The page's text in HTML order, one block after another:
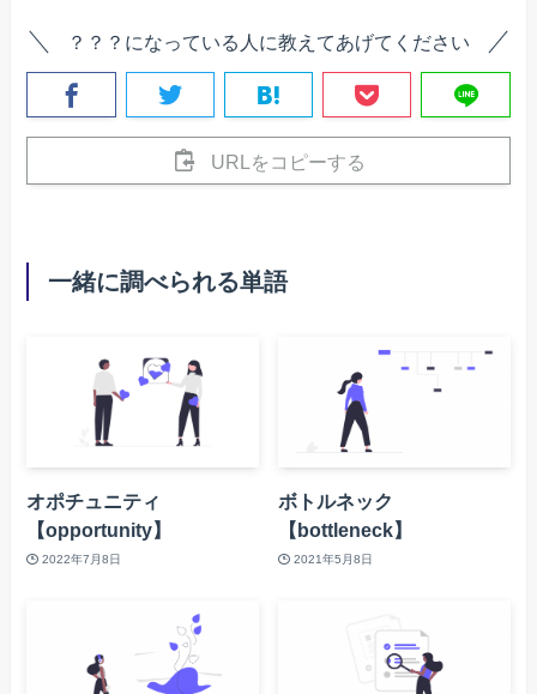
？？？になっている人に教えてあげてください
URLをコピーする
一緒に調べられる単語
オポチュニティ
【opportunity】
2022年7月8日
ボトルネック
【bottleneck】
2021年5月8日